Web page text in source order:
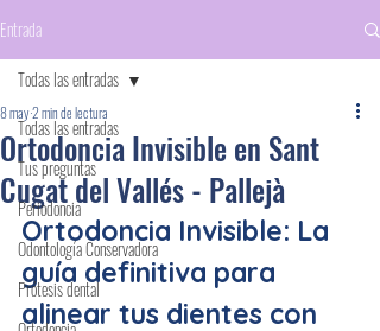
Entrada
Todas las entradas
Tus preguntas
Periodoncia
Odontología Conservadora
Prótesis dental
Todas las entradas
Ortodoncia Invisible en Sant
Cugat del Vallés - Pallejà
8 may2 min de lectura
Ortodoncia Invisible: La
guía definitiva para
alinear tus dientes con